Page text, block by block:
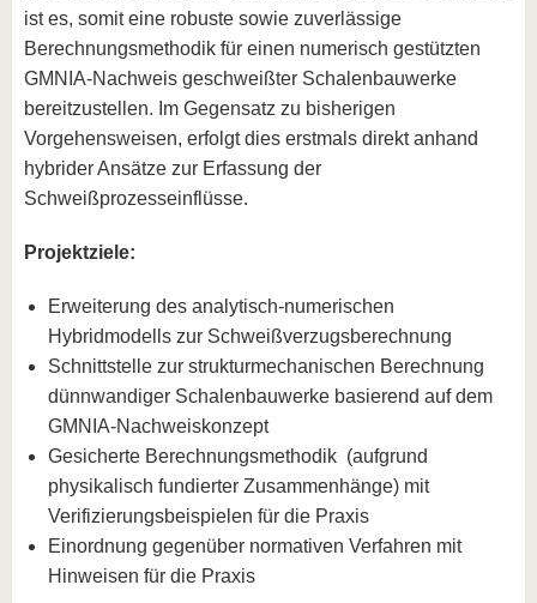
ist es, somit eine robuste sowie zuverlässige
Berechnungsmethodik für einen numerisch gestützten
GMNIA-Nachweis geschweißter Schalenbauwerke
bereitzustellen. Im Gegensatz zu bisherigen
Vorgehensweisen, erfolgt dies erstmals direkt anhand
hybrider Ansätze zur Erfassung der
Schweißprozesseinflüsse.
Projektziele:
Erweiterung des analytisch-numerischen
Hybridmodells zur Schweißverzugsberechnung
Schnittstelle zur strukturmechanischen Berechnung
dünnwandiger Schalenbauwerke basierend auf dem
GMNIA-Nachweiskonzept
Gesicherte Berechnungsmethodik (aufgrund
physikalisch fundierter Zusammenhänge) mit
Verifizierungsbeispielen für die Praxis
Einordnung gegenüber normativen Verfahren mit
Hinweisen für die Praxis